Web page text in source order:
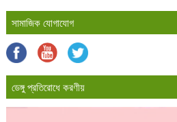
সামাজিক যোগাযোগ
ডেঙ্গু প্রতিরোধে করণীয়